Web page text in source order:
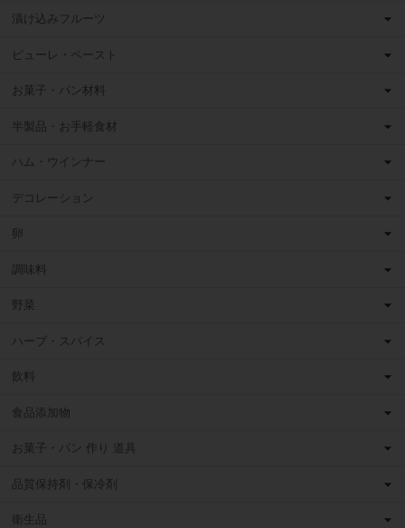
漬け込みフルーツ
ピューレ・ペースト
お菓子・パン材料
半製品・お手軽食材
ハム・ウインナー
デコレーション
卵
調味料
野菜
ハーブ・スパイス
飲料
食品添加物
お菓子・パン 作り 道具
品質保持剤・保冷剤
衛生品